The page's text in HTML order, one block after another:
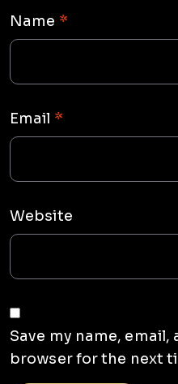
Name *
Email *
Website
Save my name,
browser for the next